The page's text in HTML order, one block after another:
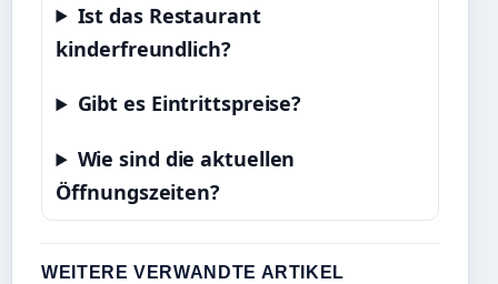
Ist das Restaurant
kinderfreundlich?
Gibt es Eintrittspreise?
Wie sind die aktuellen
Öffnungszeiten?
WEITERE VERWANDTE ARTIKEL